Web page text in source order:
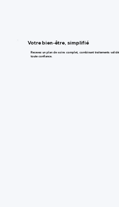
Votre bien-être, simplifié
Recevez un plan de soins complet, combinant traitements
toute confiance.